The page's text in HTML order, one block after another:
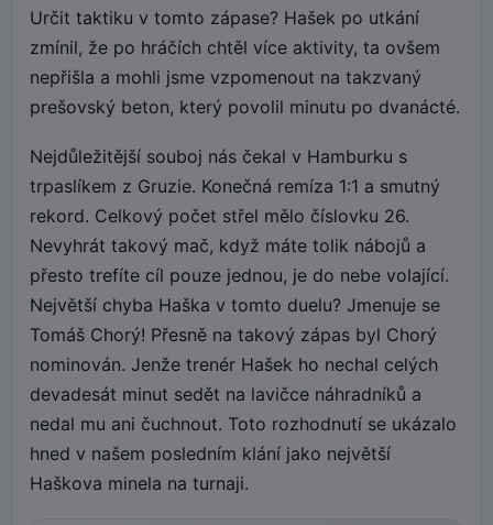
Určit taktiku v tomto zápase? Hašek po utkání
zmínil, že po hráčích chtěl více aktivity, ta ovšem
nepřišla a mohli jsme vzpomenout na takzvaný
prešovský beton, který povolil minutu po dvanácté.
Nejdůležitější souboj nás čekal v Hamburku s
trpaslíkem z Gruzie. Konečná remíza 1:1 a smutný
rekord. Celkový počet střel mělo číslovku 26.
Nevyhrát takový mač, když máte tolik nábojů a
přesto trefíte cíl pouze jednou, je do nebe volající.
Největší chyba Haška v tomto duelu? Jmenuje se
Tomáš Chorý! Přesně na takový zápas byl Chorý
nominován. Jenže trenér Hašek ho nechal celých
devadesát minut sedět na lavičce náhradníků a
nedal mu ani čuchnout. Toto rozhodnutí se ukázalo
hned v našem posledním klání jako největší
Haškova minela na turnaji.